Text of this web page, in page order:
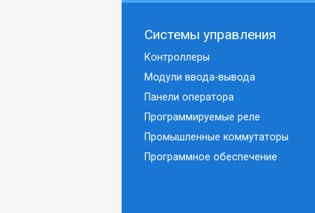
Системы управления
Контроллеры
Модули ввода-вывода
Панели оператора
Программируемые реле
Промышленные коммутаторы
Программное обеспечение